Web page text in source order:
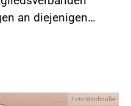
an diejenigen…
Foto:Windmüller